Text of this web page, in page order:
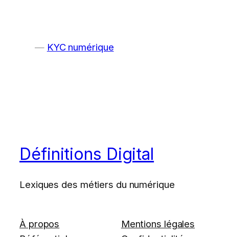
KYC numérique
Définitions Digital
Lexiques des métiers du numérique
À propos
Mentions légales